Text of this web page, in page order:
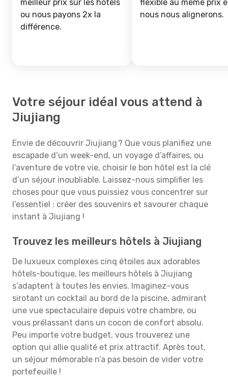
meilleur prix sur les hôtels
ou nous payons 2x la
différence.
flexible au même prix
nous nous alignerons.
Votre séjour idéal vous attend à
Jiujiang
Envie de découvrir Jiujiang ? Que vous planifiez une
escapade d’un week-end, un voyage d’affaires, ou
l’aventure de votre vie, choisir le bon hôtel est la clé
d’un séjour inoubliable. Laissez-nous simplifier les
choses pour que vous puissiez vous concentrer sur
l’essentiel : créer des souvenirs et savourer chaque
instant à Jiujiang !
Trouvez les meilleurs hôtels à Jiujiang
De luxueux complexes cinq étoiles aux adorables
hôtels-boutique, les meilleurs hôtels à Jiujiang
s’adaptent à toutes les envies. Imaginez-vous
sirotant un cocktail au bord de la piscine, admirant
une vue spectaculaire depuis votre chambre, ou
vous prélassant dans un cocon de confort absolu.
Peu importe votre budget, vous trouverez une
option qui allie qualité et prix attractif. Après tout,
un séjour mémorable n’a pas besoin de vider votre
portefeuille !